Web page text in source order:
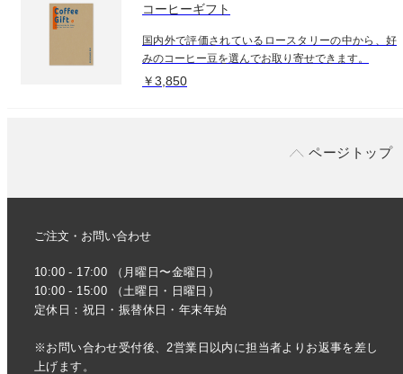
コーヒーギフト
国内外で評価されているロースタリーの中から、好
みのコーヒー豆を選んでお取り寄せできます。
￥3,850
ページトップ
ご注文・お問い合わせ
10:00 - 17:00 （月曜日〜金曜日）
10:00 - 15:00 （土曜日・日曜日）
定休日：祝日・振替休日・年末年始
※お問い合わせ受付後、2営業日以内に担当者よりお返事を差し
上げます。